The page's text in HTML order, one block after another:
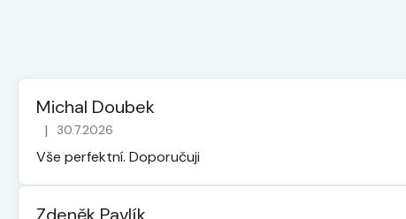
Michal Doubek
Hodnocení obchodu je 5 z 5 hvězdiček.
| 30.7.2026
Vše perfektní. Doporučuji